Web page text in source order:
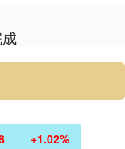
+1.02%